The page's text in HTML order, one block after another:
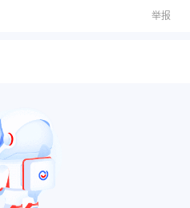
举报